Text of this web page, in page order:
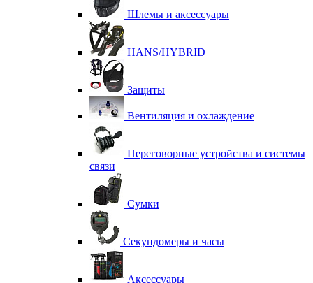
Шлемы и аксессуары
HANS/HYBRID
Защиты
Вентиляция и охлаждение
Переговорные устройства и системы
связи
Сумки
Секундомеры и часы
Аксессуары